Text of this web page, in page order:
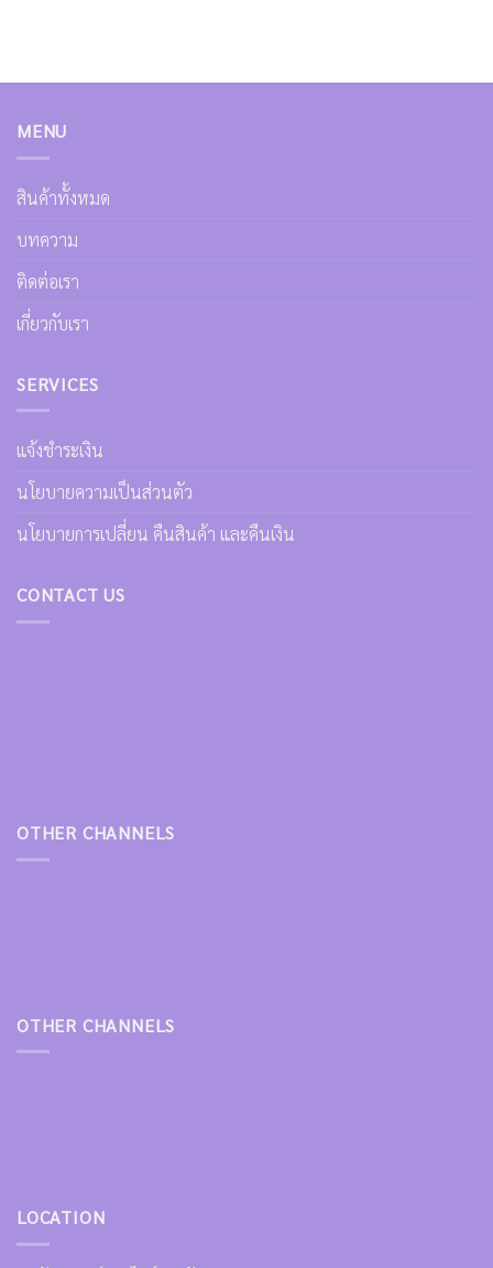
MENU
สินค้าทั้งหมด
บทความ
ติดต่อเรา
เกี่ยวกับเรา
SERVICES
แจ้งชำระเงิน
นโยบายความเป็นส่วนตัว
นโยบายการเปลี่ยน คืนสินค้า และคืนเงิน
CONTACT US
OTHER CHANNELS
OTHER CHANNELS
LOCATION